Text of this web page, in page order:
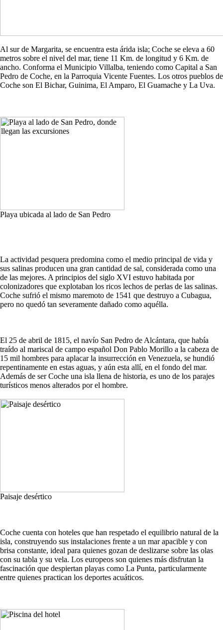
Al sur de Margarita, se encuentra esta árida isla; Coche se eleva a 60
metros sobre el nivel del mar, tiene 11 Km. de longitud y 6 Km. de
ancho. Conforma el Municipio Villalba, teniendo como Capital a San
Pedro de Coche, en la Parroquia Vicente Fuentes. Los otros pueblos de
Coche son El Bichar, Guinima, El Amparo, El Guamache y La Uva.
Playa ubicada al lado de San Pedro
La actividad pesquera predomina como el medio principal de vida y
sus salinas producen una gran cantidad de sal, considerada como una
de las mejores. A principios del siglo XVI estuvo habitada por
colonizadores que explotaban los ricos lechos de perlas de las salinas.
Coche sufrió el mismo maremoto de 1541 que destruyo a Cubagua,
pero no quedó tan severamente dañado como aquélla.
El 25 de abril de 1815, el navío San Pedro de Alcántara, que había
traído al mariscal de campo español Don Pablo Morillo a la cabeza de
15 mil hombres para aplacar la insurrección en Venezuela, se hundió
repentinamente en estas aguas, y aún esta allí, en el fondo del mar.
Además de ser Coche una isla llena de historia, es uno de los parajes
turísticos menos alterados por el hombre.
Paisaje desértico
Coche cuenta con hoteles que han respetado el equilibrio natural de la
isla, construyendo sus instalaciones frente a un mar apacible y con
brisa constante, ideal para quienes gozan de deslizarse sobre las olas
con su tabla y su vela. Los europeos son quienes más disfrutan la
fascinación que despiertan playas como La Punta, particularmente
entre quienes practican los deportes acuáticos.